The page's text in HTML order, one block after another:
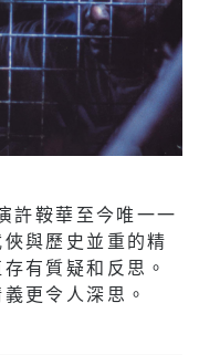
許鞍華至今唯一一
與歷史並重的精
有質疑和反思。
更令人深思。